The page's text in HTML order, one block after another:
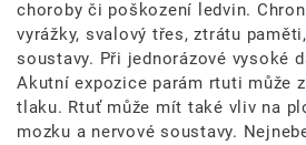
choroby či poškození ledvin.
vyrážky, svalový třes, ztrátu
soustavy. Při jednorázové vysoké
Akutní expozice parám rtuti může
tlaku. Rtuť může mít také vliv na
mozku a nervové soustavy.